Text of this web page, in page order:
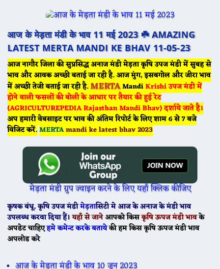
आज के मेड़ता मंडी के भाव 11 मई 2023 ☘️AMAZING
LATEST MERTA MANDI KE BHAV 11-05-23
आज नागौर जिला की सुप्रसिद्ध अनाज मंडी मेड़ता कृषि उपज मंडी में सुबह से
भाव और आवक अच्छी बताई जा रही है. आज मुंग, इसबगोल और जीरा भाव
में अच्छी तेजी बताई जा रही है.MERTAMandiKrishi उपज मंडी में
होने वाली फसलों की बोली के आधार पर तैयार की हुई रेट
(AGRICULTUREPEDIA Rajasthan Mandi Bhav) दर्शाये जाते है।
अप हमारी वेबसाइट पर भाव की अंतिम रिपोर्ट के लिए शाम 6 से 7 बजे
विजिट करें.MERTAmandi ke latest bhav 2023
मेड़ता मंडी ग्रुप ज्वाइन करने के लिए यहाँ क्लिक कीजिए
कृषक बंधू, कृषि उपज मंडीमेड़तासिटीमेआज केअनाज के मंडी भाव
उपलब्ध करवा दिया हैं। यहाँ से जानेआपको किसकृषि ऊपज मंडी भावके
अपडेट चाहिएहमे कमेन्ट करके बतायेकी हम किस कृषि ऊपज मंडी भाव
अपलोड करे